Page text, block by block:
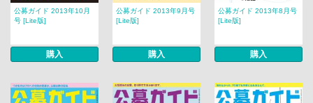
公募ガイド 2013年10月
号 [Lite版]
購入
公募ガイド 2013年9月号
[Lite版]
購入
公募ガイド 2013年8月号
[Lite版]
購入